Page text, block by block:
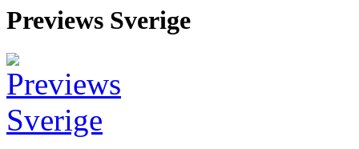
Previews Sverige